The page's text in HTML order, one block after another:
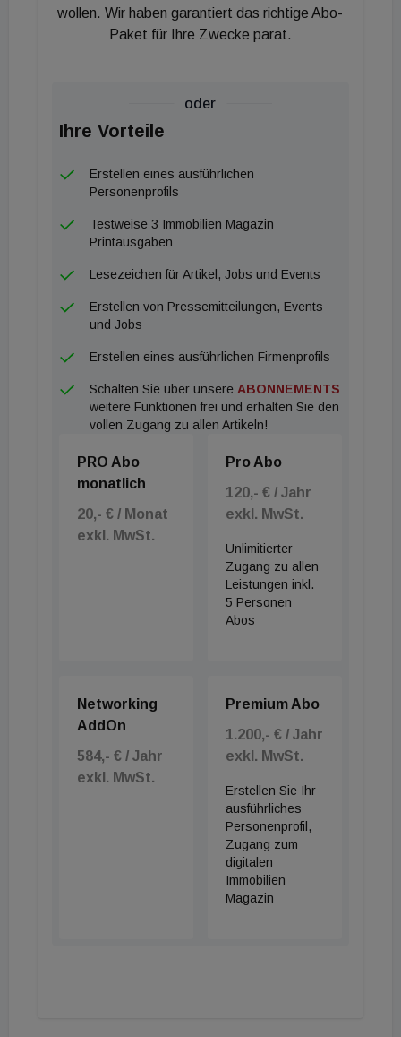
wollen. Wir haben garantiert das richtige Abo-
Paket für Ihre Zwecke parat.
oder
Ihre Vorteile
Erstellen eines ausführlichen
Personenprofils
Testweise 3 Immobilien Magazin
Printausgaben
Lesezeichen für Artikel, Jobs und Events
Erstellen von Pressemitteilungen, Events
und Jobs
Erstellen eines ausführlichen Firmenprofils
Schalten Sie über unsere ABONNEMENTS
weitere Funktionen frei und erhalten Sie den
vollen Zugang zu allen Artikeln!
PRO Abo
monatlich
20,- € / Monat
exkl. MwSt.
Pro Abo
120,- € / Jahr
exkl. MwSt.
Unlimitierter
Zugang zu allen
Leistungen inkl.
5 Personen
Abos
Networking
AddOn
584,- € / Jahr
exkl. MwSt.
Premium Abo
1.200,- € / Jahr
exkl. MwSt.
Erstellen Sie Ihr
ausführliches
Personenprofil,
Zugang zum
digitalen
Immobilien
Magazin